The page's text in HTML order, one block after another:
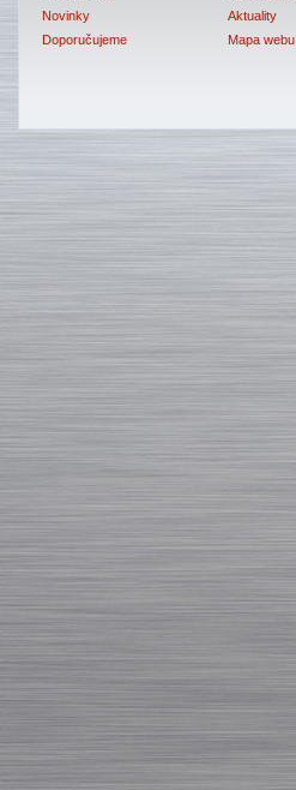
Novinky
Doporučujeme
Aktuality
Mapa webu